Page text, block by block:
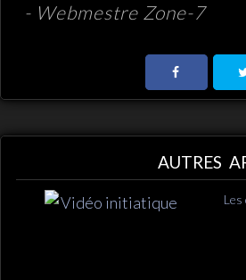
- Webmestre Zone-7
AUTRES